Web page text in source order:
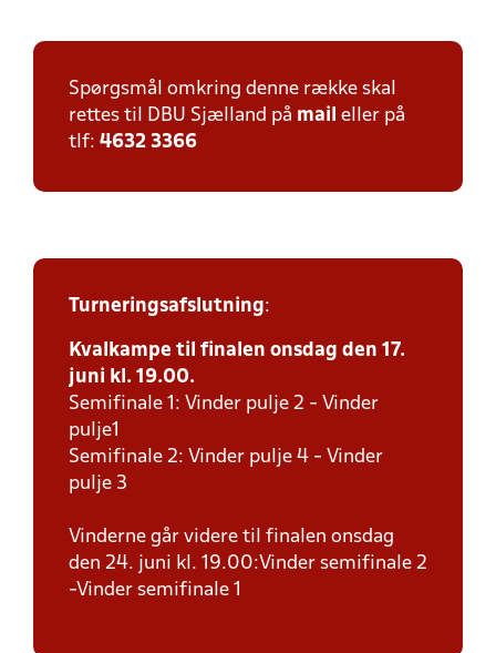
Spørgsmål omkring denne række skal
rettes til DBU Sjælland på mail eller på
tlf: 4632 3366
Turneringsafslutning:
Kvalkampe til finalen onsdag den 17.
juni kl. 19.00.
Semifinale 1: Vinder pulje 2 - Vinder
pulje1
Semifinale 2: Vinder pulje 4 - Vinder
pulje 3
Vinderne går videre til finalen onsdag
den 24. juni kl. 19.00:Vinder semifinale 2
-Vinder semifinale 1